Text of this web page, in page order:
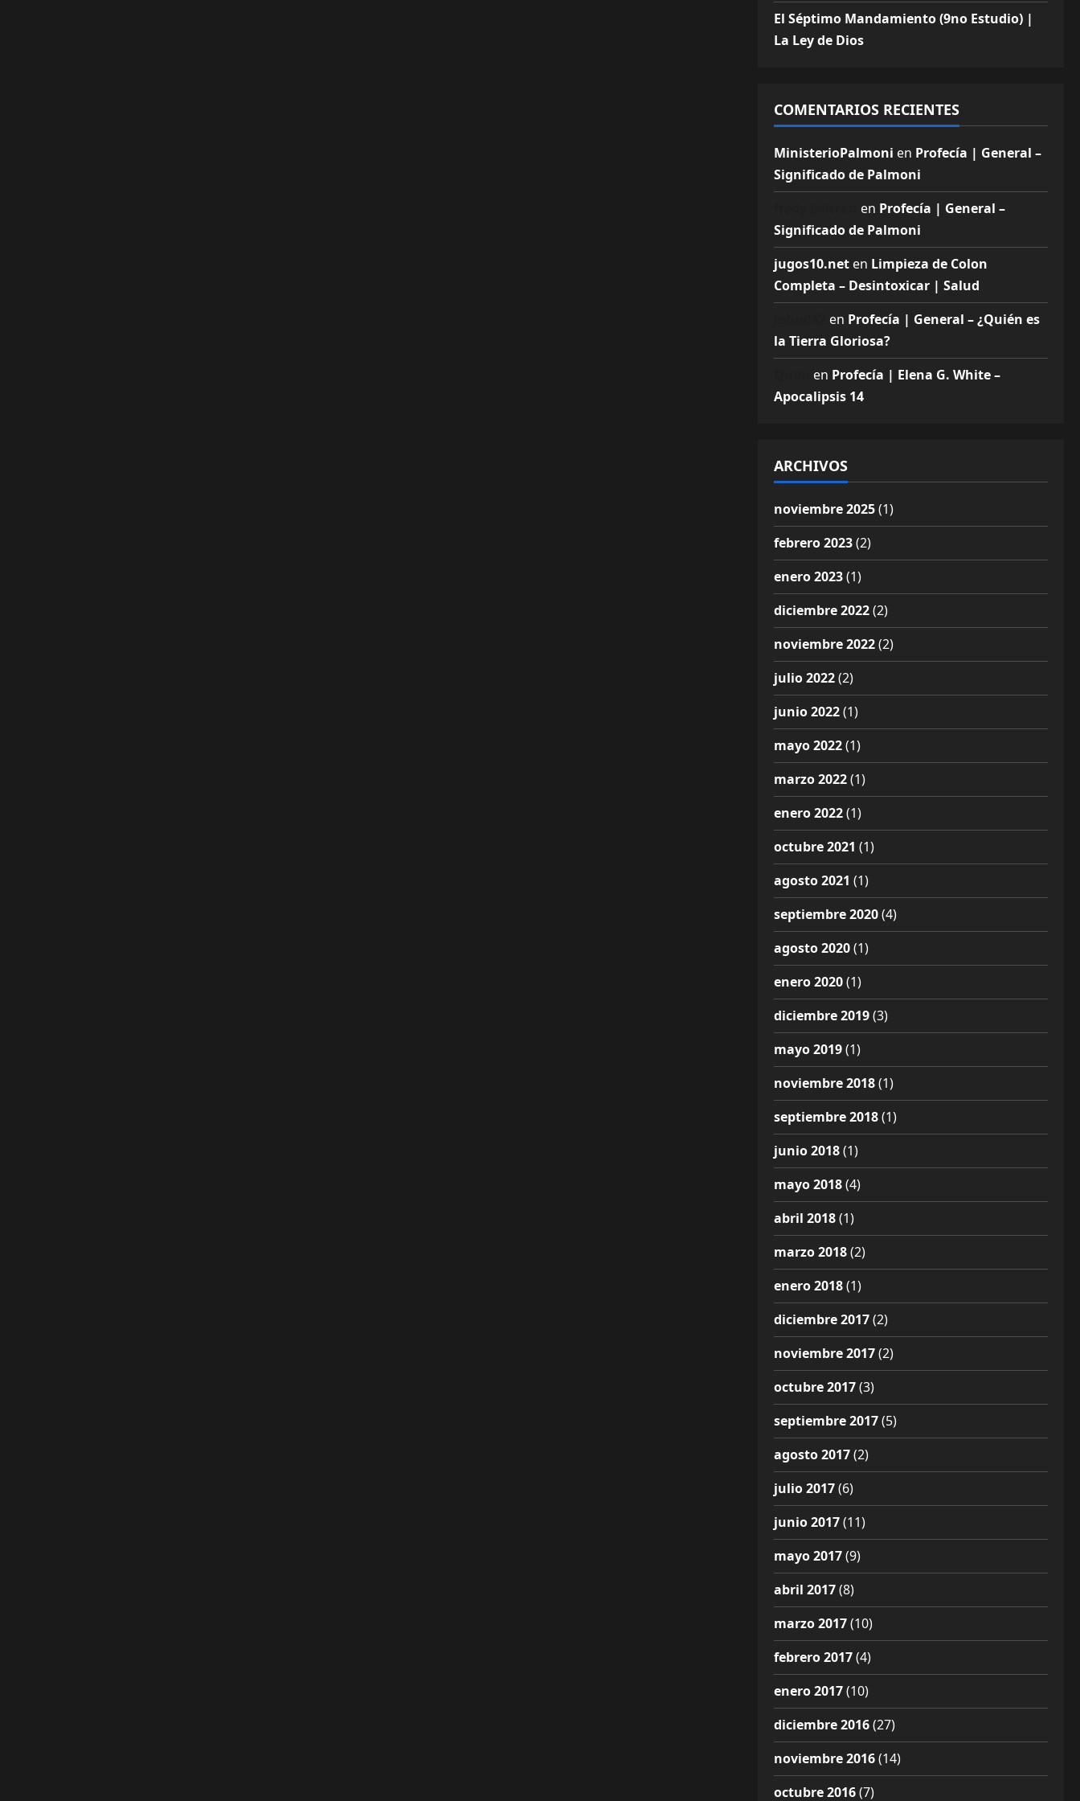
El Séptimo Mandamiento (9no Estudio) |
La Ley de Dios
COMENTARIOS RECIENTES
MinisterioPalmoni en Profecía | General –
Significado de Palmoni
en Profecía | General –
Significado de Palmoni
jugos10.neten Limpieza de Colon
Completa – Desintoxicar | Salud
en Profecía | General – ¿Quién es
la Tierra Gloriosa?
en Profecía | Elena G. White –
Apocalipsis 14
ARCHIVOS
noviembre 2025(1)
febrero 2023(2)
enero 2023(1)
diciembre 2022(2)
noviembre 2022(2)
julio 2022(2)
junio 2022(1)
mayo 2022(1)
marzo 2022(1)
enero 2022(1)
octubre 2021 (1)
agosto 2021 (1)
septiembre 2020(4)
agosto 2020(1)
enero 2020(1)
diciembre 2019(3)
mayo 2019(1)
noviembre 2018(1)
septiembre 2018(1)
junio 2018(1)
mayo 2018(4)
abril 2018(1)
marzo 2018(2)
enero 2018(1)
diciembre 2017(2)
noviembre 2017(2)
octubre 2017(3)
septiembre 2017(5)
agosto 2017(2)
julio 2017(6)
junio 2017(11)
mayo 2017(9)
abril 2017(8)
marzo 2017(10)
febrero 2017(4)
enero 2017(10)
diciembre 2016(27)
noviembre 2016(14)
octubre 2016(7)